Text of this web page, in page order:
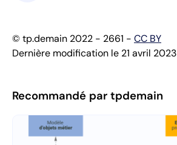
© tp.demain 2022 - 2661 - CC BY
Dernière modification le 21 avril 2023
Recommandé par tpdemain